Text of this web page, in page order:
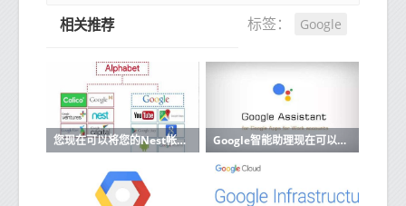
标签： Google
相关推荐
您现在可以将您的Nest帐户迁移到Google帐户 Google智能助理现在可以阅读和回复来自更多应用的消息